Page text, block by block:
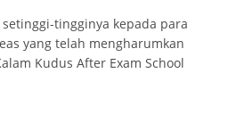
tingginya kepada para
yang telah mengharumkan
Kudus After Exam School